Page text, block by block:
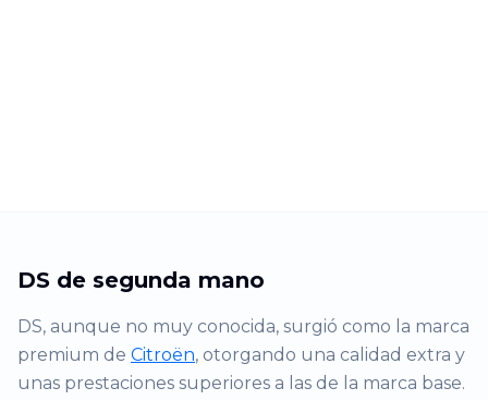
DS de segunda mano
DS, aunque no muy conocida, surgió como la marca
premium de Citroën, otorgando una calidad extra y
unas prestaciones superiores a las de la marca base.